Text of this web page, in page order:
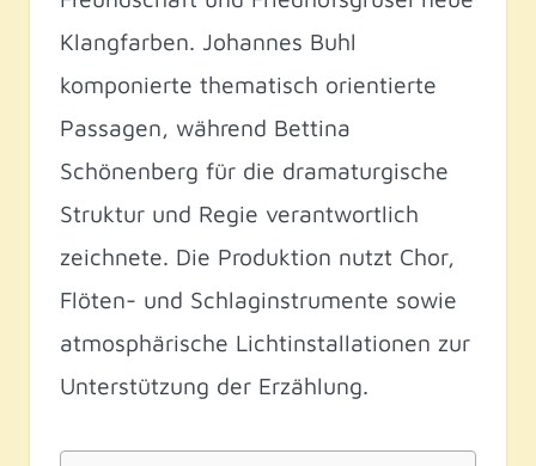
Klangfarben. Johannes Buhl
komponierte thematisch orientierte
Passagen, während Bettina
Schönenberg für die dramaturgische
Struktur und Regie verantwortlich
zeichnete. Die Produktion nutzt Chor,
Flöten- und Schlaginstrumente sowie
atmosphärische Lichtinstallationen zur
Unterstützung der Erzählung.